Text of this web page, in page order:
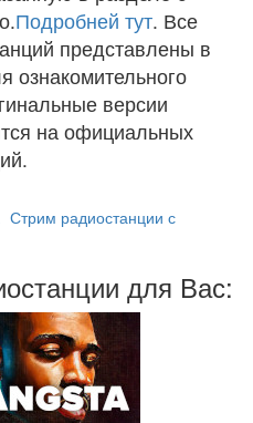
Подробней тут. Все
представлены в
ознакомительного
версии
на официальных
Стрим радиостанции с
для Вас: